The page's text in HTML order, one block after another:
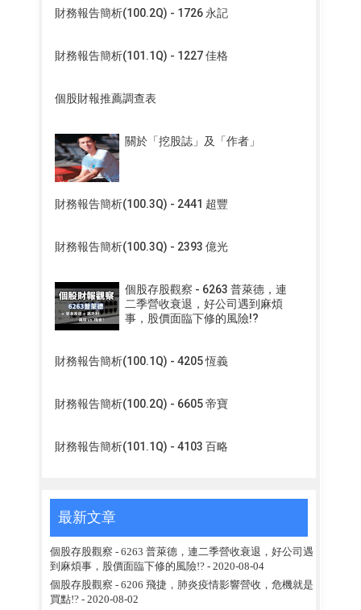
財務報告簡析(100.2Q) - 1726 永記
財務報告簡析(101.1Q) - 1227 佳格
個股財報推薦調查表
關於「挖股誌」及「作者」
財務報告簡析(100.3Q) - 2441 超豐
財務報告簡析(100.3Q) - 2393 億光
個股存股觀察 - 6263 普萊德，連
二季營收衰退，好公司遇到麻煩
事，股價面臨下修的風險!?
財務報告簡析(100.1Q) - 4205 恆義
財務報告簡析(100.2Q) - 6605 帝寶
財務報告簡析(101.1Q) - 4103 百略
最新文章
個股存股觀察 - 6263 普萊德，連二季營收衰退，好公司遇
到麻煩事，股價面臨下修的風險!?- 2020-08-04
個股存股觀察 - 6206 飛捷，肺炎疫情影響營收，危機就是
買點!? - 2020-08-02